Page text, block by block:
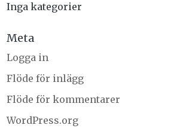
Inga kategorier
Meta
Logga in
Flöde för inlägg
Flöde för kommentarer
WordPress.org